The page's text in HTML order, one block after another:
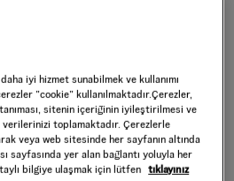
iyi hizmet sunabilmek ve kullanımı
”cookie” kullanılmaktadır.Çerezler,
tanıması, sitenin içeriğinin iyileştirilmesi ve
toplamaktadır. Çerezlerle
veya web sitesinde her sayfanın altında
sayfasında yer alan bağlantı yoluyla her
bilgiye ulaşmak için lütfen tıklayınız